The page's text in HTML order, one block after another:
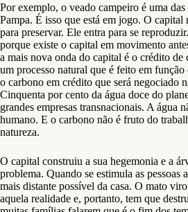
Por exemplo, o veado campeiro é uma
Pampa. É isso que está em jogo. O capital
para preservar. Ele entra para se
porque existe o capital em movimento
a mais nova onda do capital é o crédito de
um processo natural que é feito em função
o carbono em crédito que será negociado
Cinquenta por cento da água doce do
grandes empresas transnacionais. A água
humano. E o carbono não é fruto do
natureza.
O capital construiu a sua hegemonia e a
problema. Quando se estimula as pessoas
mais distante possível da casa. O mato
aquela realidade e, portanto, tem que